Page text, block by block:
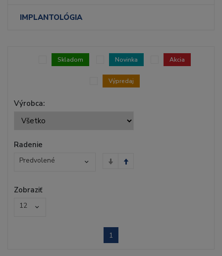
IMPLANTOLÓGIA
Výrobca:
Skladom Novinka Akcia
Výpredaj
Radenie
Predvolené
Zobraziť
12
1